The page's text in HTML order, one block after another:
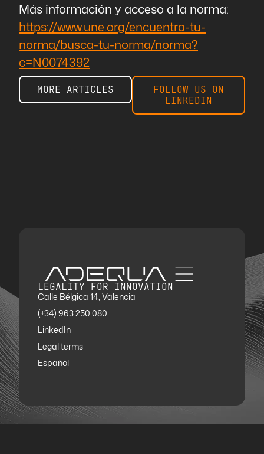
Más información y acceso a la norma:
https://www.une.org/encuentra-tu-
norma/busca-tu-norma/norma?
c=N0074392
MORE ARTICLES
FOLLOW US ON
LINKEDIN
LEGALITY FOR INNOVATION
Calle Bélgica 14, Valencia
(+34) 963 250 080
LinkedIn
Legal terms
Español